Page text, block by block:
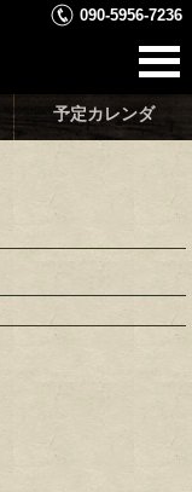
090-5956-7236
予定カレンダ